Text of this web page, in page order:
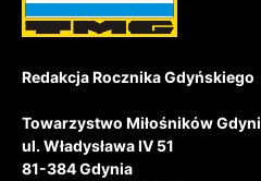
Redakcja Rocznika Gdyńskiego
Towarzystwo Miłośników Gdyni
ul. Władysława IV 51
81-384 Gdynia